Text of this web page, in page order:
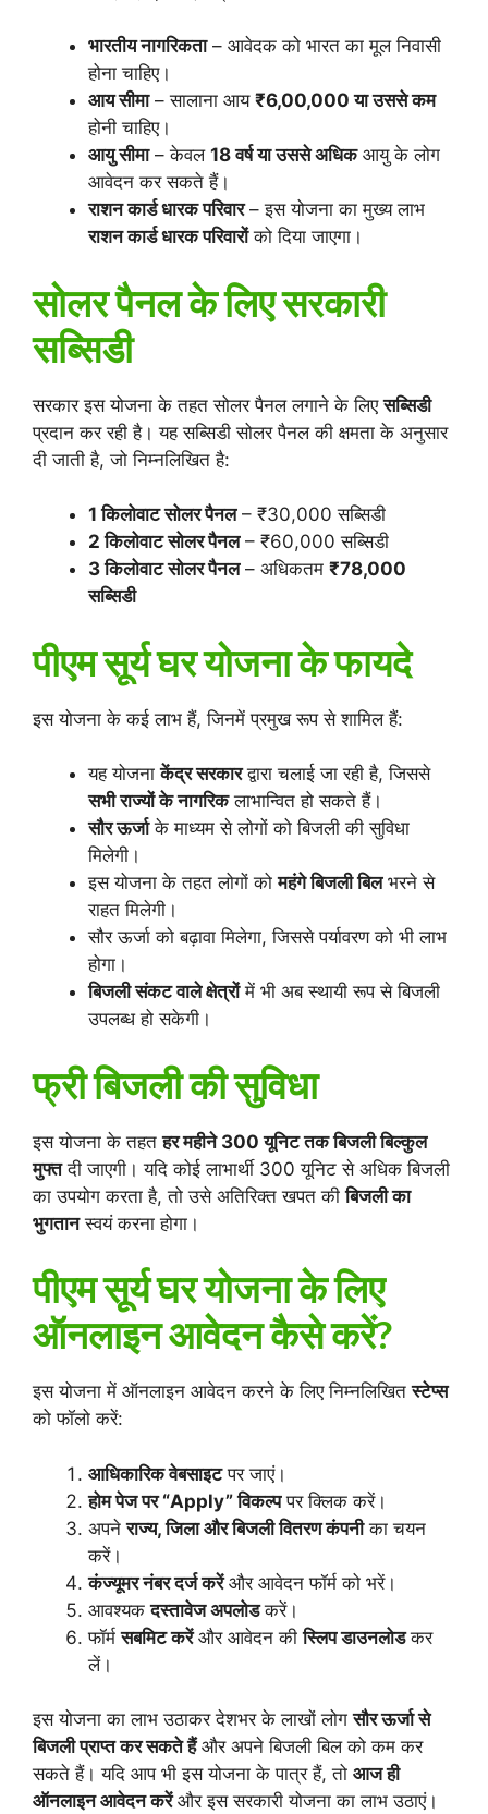
भारतीय नागरिकता– आवेदक को भारत का मूल निवासी
होना चाहिए।
आय सीमा– सालाना आय ₹6,00,000 या उससे कम
होनी चाहिए।
आयु सीमा– केवल 18 वर्ष या उससे अधिकआयु के लोग
आवेदन कर सकते हैं।
राशन कार्ड धारक परिवार– इस योजना का मुख्य लाभ
राशन कार्ड धारक परिवारोंको दिया जाएगा।
सोलर पैनल के लिए सरकारी
सब्सिडी
सरकार इस योजना के तहत सोलर पैनल लगाने के लिएसब्सिडी
प्रदान कर रही है। यह सब्सिडी सोलर पैनल की क्षमता के अनुसार
दी जाती है, जो निम्नलिखित है:
1 किलोवाट सोलर पैनल– ₹30,000 सब्सिडी
2 किलोवाट सोलर पैनल– ₹60,000 सब्सिडी
3 किलोवाट सोलर पैनल– अधिकतम ₹78,000
सब्सिडी
पीएम सूर्य घर योजना के फायदे
इस योजना के कई लाभ हैं, जिनमें प्रमुख रूप से शामिल हैं:
यह योजनाकेंद्र सरकारद्वारा चलाई जा रही है, जिससे
सभी राज्यों के नागरिकलाभान्वित हो सकते हैं।
सौर ऊर्जाके माध्यम से लोगों को बिजली की सुविधा
मिलेगी।
इस योजना के तहत लोगों कोमहंगे बिजली बिलभरने से
राहत मिलेगी।
सौर ऊर्जा को बढ़ावा मिलेगा, जिससे पर्यावरण को भी लाभ
होगा।
बिजली संकट वाले क्षेत्रोंमें भी अब स्थायी रूप से बिजली
उपलब्ध हो सकेगी।
फ्री बिजली की सुविधा
इस योजना के तहतहर महीने 300 यूनिट तक बिजली बिल्कुल
मुफ्तदी जाएगी। यदि कोई लाभार्थी 300 यूनिट से अधिक बिजली
का उपयोग करता है, तो उसे अतिरिक्त खपत कीबिजली का
भुगतानस्वयं करना होगा।
पीएम सूर्य घर योजना के लिए
ऑनलाइन आवेदन कैसे करें?
इस योजना में ऑनलाइन आवेदन करने के लिए निम्नलिखितस्टेप्स
को फॉलो करें:
आधिकारिक वेबसाइटपर जाएं।
होम पेज पर “Apply” विकल्पपर क्लिक करें।
अपनेराज्य, जिला और बिजली वितरण कंपनीका चयन
करें।
कंज्यूमर नंबर दर्ज करेंऔर आवेदन फॉर्म को भरें।
आवश्यकदस्तावेज अपलोडकरें।
फॉर्मसबमिट करेंऔर आवेदन कीस्लिप डाउनलोडकर
लें।
इस योजना का लाभ उठाकर देशभर के लाखों लोगसौर ऊर्जा से
बिजली प्राप्त कर सकते हैंऔर अपने बिजली बिल को कम कर
सकते हैं। यदि आप भी इस योजना के पात्र हैं, तो आज ही
ऑनलाइन आवेदन करेंऔर इस सरकारी योजना का लाभ उठाएं।